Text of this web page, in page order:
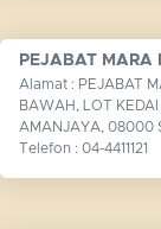
PEJABAT MARA
Alamat : PEJABAT
BAWAH, LOT
AMANJAYA, 08000
Telefon : 04-4411121